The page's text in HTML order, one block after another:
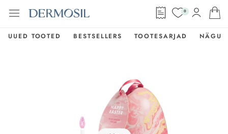
0
UUED TOOTED BESTSELLERS TOOTESARJAD NÄGU